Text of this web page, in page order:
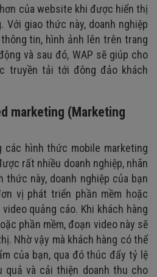
của website khi được hiển thị
giao thức này, doanh nghiệp
tin, hình ảnh lên trên trang
và sau đó, WAP sẽ giúp cho
truyền tải tới đông đảo khách
marketing (Marketing
các hình thức mobile marketing
rất nhiều doanh nghiệp, nhãn
thức này, doanh nghiệp của bạn
vị phát triển phần mềm hoặc
quảng cáo. Khi khách hàng
phần mềm, đoạn video này sẽ
Nhờ vậy mà khách hàng có thể
của bạn, qua đó thúc đẩy tỷ lệ
quả và cải thiện doanh thu cho